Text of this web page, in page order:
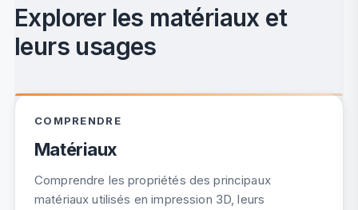
Explorer les matériaux et
leurs usages
COMPRENDRE
Matériaux
Comprendre les propriétés des principaux
matériaux utilisés en impression 3D, leurs